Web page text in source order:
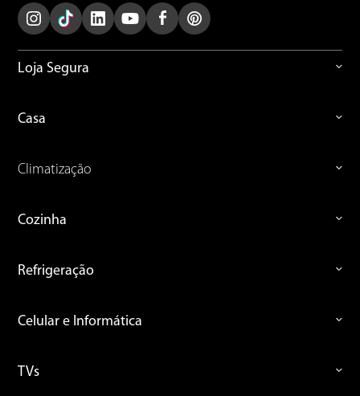
Loja Segura
Casa
Climatização
Cozinha
Refrigeração
Celular e Informática
TVs